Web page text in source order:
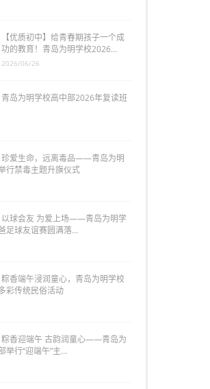
【优质初中】给青春期孩子一个成
功的教育！青岛为明学校2026…
2026/06/26
青岛为明学校高中部2026年复读班
珍爱生命，远离毒品——青岛为明
学校小学部举行禁毒主题升旗仪式
以球会友 为爱上场——青岛为明学
校小学部爸爸足球友谊赛圆满落…
粽香端午浸润童心，青岛为明学校
小学部开展多彩传统民俗活动
粽香迎端午 古韵润童心——青岛为
明学校小学部举行“迎端午”主…